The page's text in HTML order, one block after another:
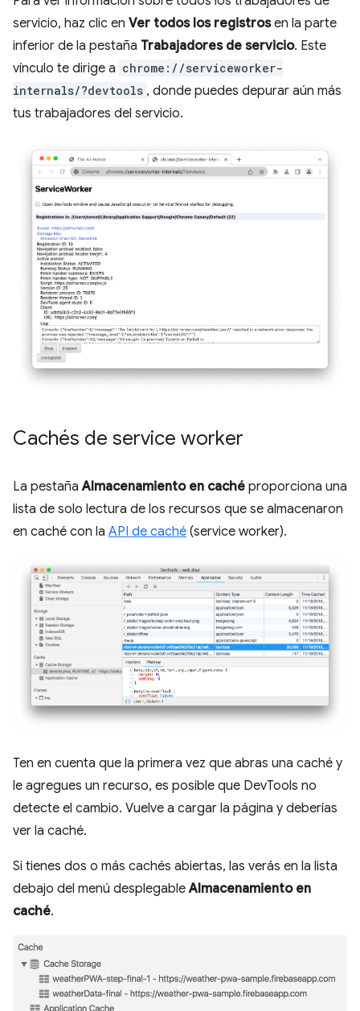
servicio, haz clic en Ver todos los registrosen la parte
inferior de la pestaña Trabajadores de servicio. Este
vínculo te dirige a chrome://serviceworker-
internals/?devtools , donde puedes depurar aún más
tus trabajadores del servicio.
Cachés de service worker
La pestañaAlmacenamiento en caché proporciona una
lista de solo lectura de los recursos que se almacenaron
en caché con la API de caché (service worker).
Ten en cuenta que la primera vez que abras una caché y
le agregues un recurso, es posible que DevTools no
detecte el cambio. Vuelve a cargar la página y deberías
ver la caché.
Si tienes dos o más cachés abiertas, las verás en la lista
debajo del menú desplegableAlmacenamiento en
caché.